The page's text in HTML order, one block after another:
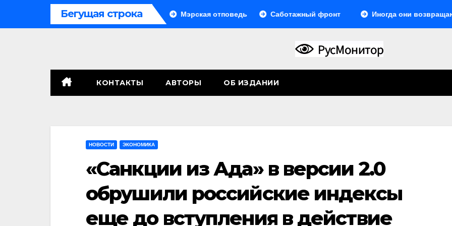
Бегущая строка
Система больше не монолитна Мэрская отповедь Саботажный фронт Иногда они возвращаются…
КОНТАКТЫ АВТОРЫ ОБ ИЗДАНИИ
НОВОСТИ ЭКОНОМИКА
«Санкции из Ада» в версии 2.0
обрушили российские индексы
еще до вступления в действие